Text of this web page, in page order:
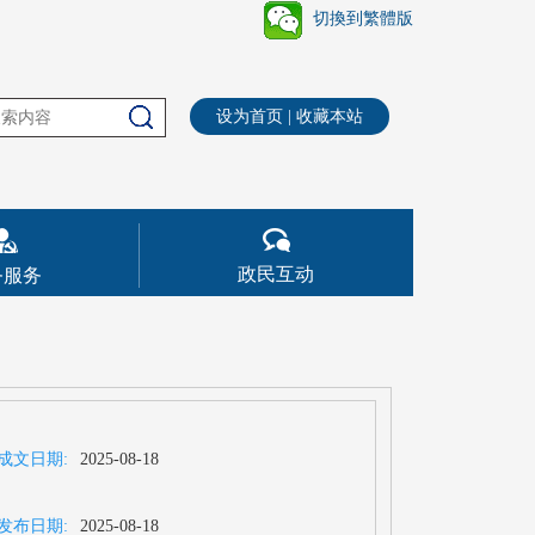
切換到繁體版
设为首页 收藏本站
务 政民互动
文日期: 2025-08-18
布日期: 2025-08-18